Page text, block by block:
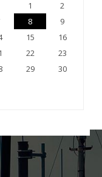
1
2
8
9
15
16
22
23
29
30